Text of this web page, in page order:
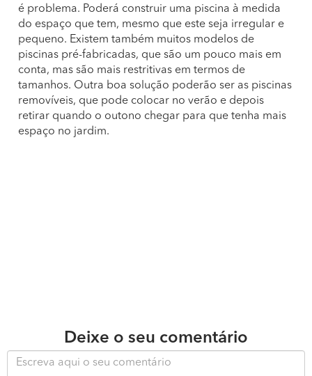
é problema. Poderá construir uma piscina à medida
do espaço que tem, mesmo que este seja irregular e
pequeno. Existem também muitos modelos de
piscinas pré-fabricadas, que são um pouco mais em
conta, mas são mais restritivas em termos de
tamanhos. Outra boa solução poderão ser as piscinas
removíveis, que pode colocar no verão e depois
retirar quando o outono chegar para que tenha mais
espaço no jardim.
Deixe o seu comentário